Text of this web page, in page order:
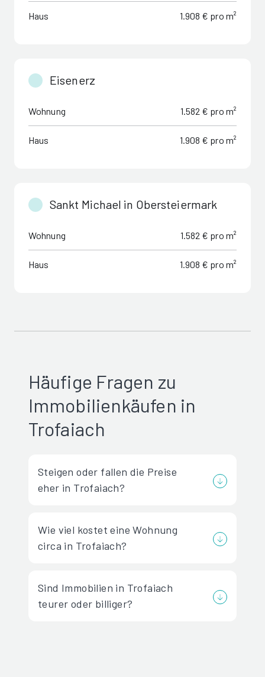
Haus 1.908 € pro m²
Eisenerz
Wohnung 1.582 € pro m²
Haus 1.908 € pro m²
Sankt Michael in Obersteiermark
Wohnung 1.582 € pro m²
Haus 1.908 € pro m²
Häufige Fragen zu
Immobilienkäufen in
Trofaiach
Steigen oder fallen die Preise
eher in Trofaiach?
Wie viel kostet eine Wohnung
circa in Trofaiach?
Sind Immobilien in Trofaiach
teurer oder billiger?